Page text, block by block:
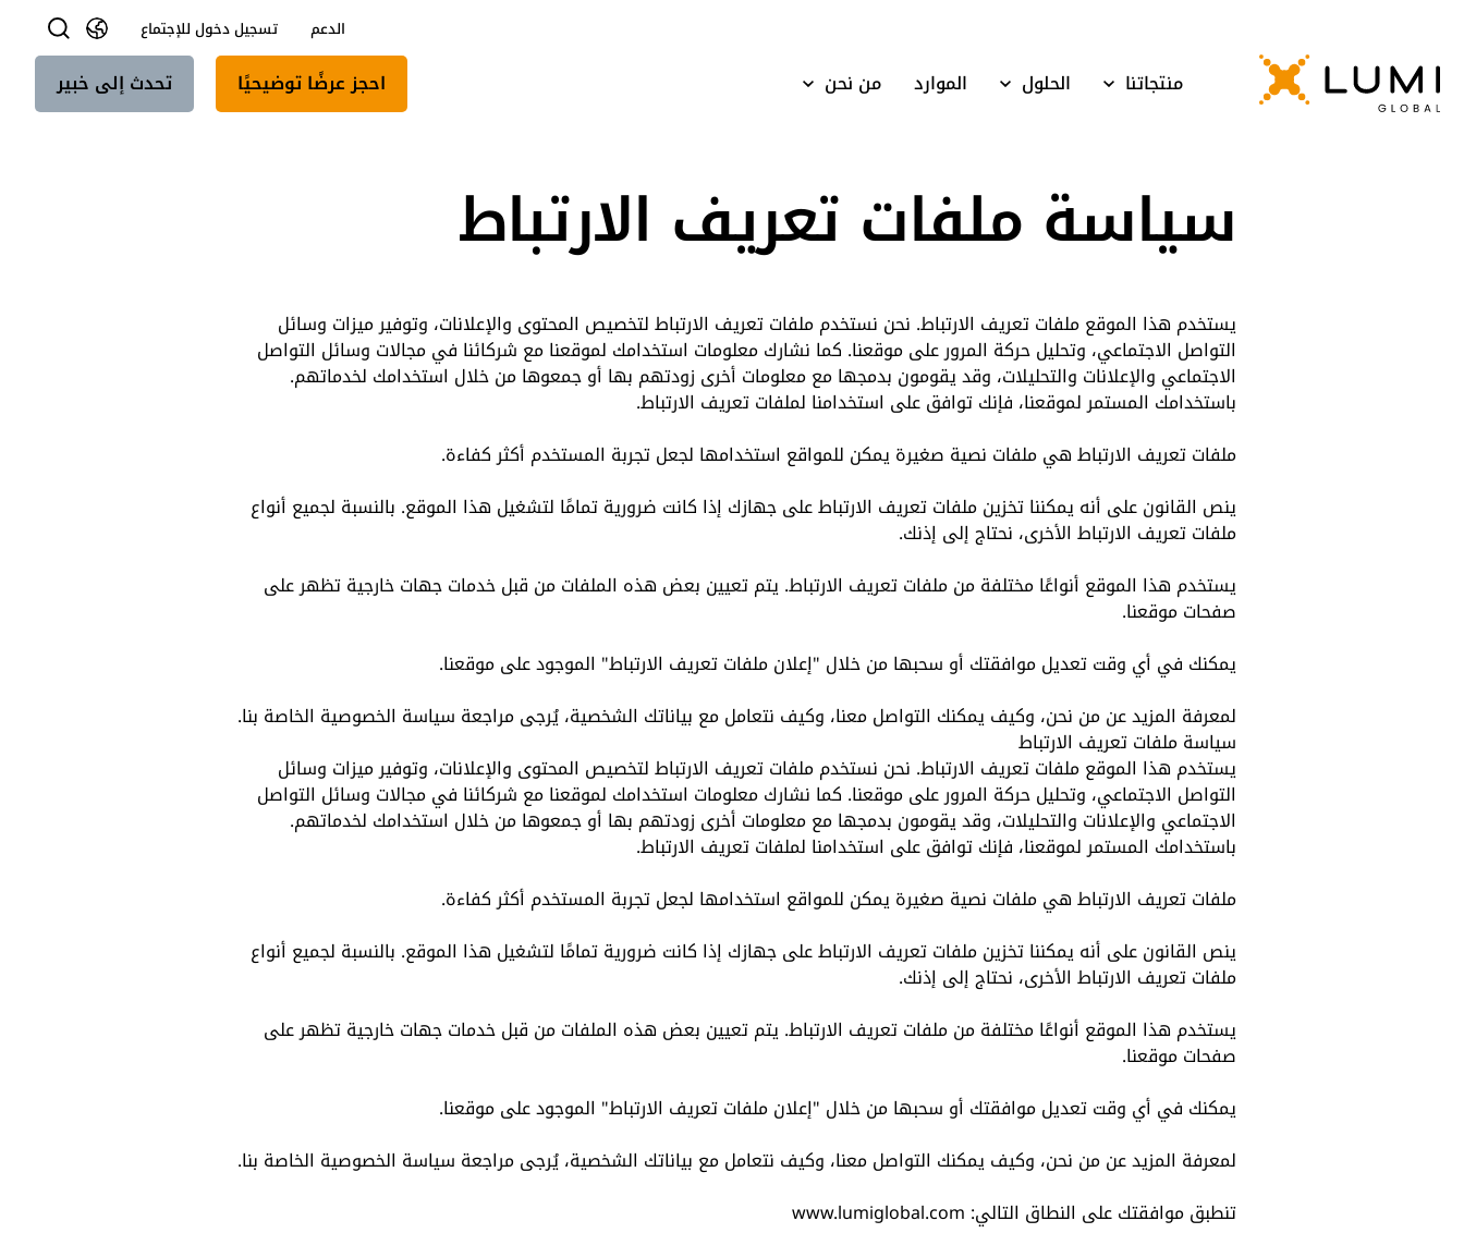
الدعم تسجيل دخول للإجتماع
منتجاتنا الحلول الموارد من نحن احجز عرضًا توضيحيًا تحدث إلى خبير
سياسة ملفات تعريف الارتباط
يستخدم هذا الموقع ملفات تعريف الارتباط. نحن نستخدم ملفات تعريف الارتباط لتخصيص المحتوى والإعلانات، وتوفير ميزات وسائل
التواصل الاجتماعي، وتحليل حركة المرور على موقعنا. كما نشارك معلومات استخدامك لموقعنا مع شركائنا في مجالات وسائل التواصل
الاجتماعي والإعلانات والتحليلات، وقد يقومون بدمجها مع معلومات أخرى زودتهم بها أو جمعوها من خلال استخدامك لخدماتهم.
باستخدامك المستمر لموقعنا، فإنك توافق على استخدامنا لملفات تعريف الارتباط.
ملفات تعريف الارتباط هي ملفات نصية صغيرة يمكن للمواقع استخدامها لجعل تجربة المستخدم أكثر كفاءة.
ينص القانون على أنه يمكننا تخزين ملفات تعريف الارتباط على جهازك إذا كانت ضرورية تمامًا لتشغيل هذا الموقع. بالنسبة لجميع أنواع
ملفات تعريف الارتباط الأخرى، نحتاج إلى إذنك.
يستخدم هذا الموقع أنواعًا مختلفة من ملفات تعريف الارتباط. يتم تعيين بعض هذه الملفات من قبل خدمات جهات خارجية تظهر على
صفحات موقعنا.
يمكنك في أي وقت تعديل موافقتك أو سحبها من خلال "إعلان ملفات تعريف الارتباط" الموجود على موقعنا.
لمعرفة المزيد عن من نحن، وكيف يمكنك التواصل معنا، وكيف نتعامل مع بياناتك الشخصية، يُرجى مراجعة سياسة الخصوصية الخاصة بنا.
سياسة ملفات تعريف الارتباط
يستخدم هذا الموقع ملفات تعريف الارتباط. نحن نستخدم ملفات تعريف الارتباط لتخصيص المحتوى والإعلانات، وتوفير ميزات وسائل
التواصل الاجتماعي، وتحليل حركة المرور على موقعنا. كما نشارك معلومات استخدامك لموقعنا مع شركائنا في مجالات وسائل التواصل
الاجتماعي والإعلانات والتحليلات، وقد يقومون بدمجها مع معلومات أخرى زودتهم بها أو جمعوها من خلال استخدامك لخدماتهم.
باستخدامك المستمر لموقعنا، فإنك توافق على استخدامنا لملفات تعريف الارتباط.
ملفات تعريف الارتباط هي ملفات نصية صغيرة يمكن للمواقع استخدامها لجعل تجربة المستخدم أكثر كفاءة.
ينص القانون على أنه يمكننا تخزين ملفات تعريف الارتباط على جهازك إذا كانت ضرورية تمامًا لتشغيل هذا الموقع. بالنسبة لجميع أنواع
ملفات تعريف الارتباط الأخرى، نحتاج إلى إذنك.
يستخدم هذا الموقع أنواعًا مختلفة من ملفات تعريف الارتباط. يتم تعيين بعض هذه الملفات من قبل خدمات جهات خارجية تظهر على
صفحات موقعنا.
يمكنك في أي وقت تعديل موافقتك أو سحبها من خلال "إعلان ملفات تعريف الارتباط" الموجود على موقعنا.
لمعرفة المزيد عن من نحن، وكيف يمكنك التواصل معنا، وكيف نتعامل مع بياناتك الشخصية، يُرجى مراجعة سياسة الخصوصية الخاصة بنا.
تنطبق موافقتك على النطاق التالي: www.lumiglobal.com